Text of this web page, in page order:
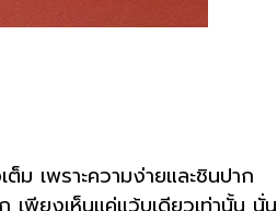
เพราะความง่ายและชินปาก